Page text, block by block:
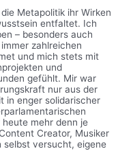
Metapolitik ihr Wirken
entfaltet. Ich
– besonders auch
zahlreichen
und mich stets mit
und
gefühlt. Mir war
nur aus der
in enger solidarischer
mehr denn je
Creator, Musiker
selbst versucht, eigene